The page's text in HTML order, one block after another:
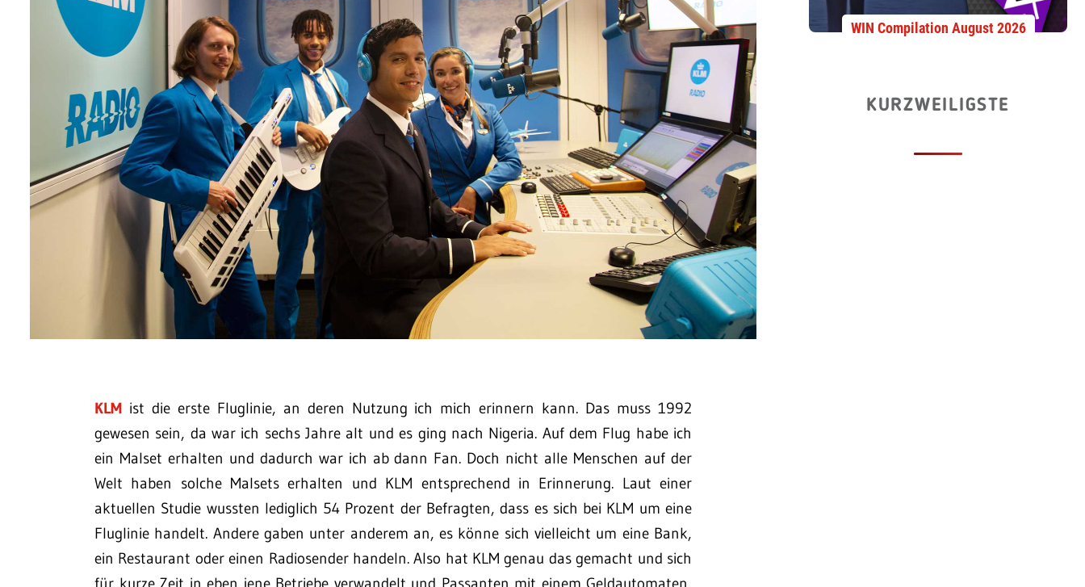
KLM ist die erste Fluglinie, an deren Nutzung ich mich erinnern kann. Das muss 1992
gewesen sein, da war ich sechs Jahre alt und es ging nach Nigeria. Auf dem Flug habe ich
ein Malset erhalten und dadurch war ich ab dann Fan. Doch nicht alle Menschen auf der
Welt haben solche Malsets erhalten und KLM entsprechend in Erinnerung. Laut einer
aktuellen Studie wussten lediglich 54 Prozent der Befragten, dass es sich bei KLM um eine
Fluglinie handelt. Andere gaben unter anderem an, es könne sich vielleicht um eine Bank,
ein Restaurant oder einen Radiosender handeln. Also hat KLM genau das gemacht und sich
für kurze Zeit in eben jene Betriebe verwandelt und Passanten mit einem Geldautomaten,
WIN Compilation August 2026
KURZWEILIGSTE